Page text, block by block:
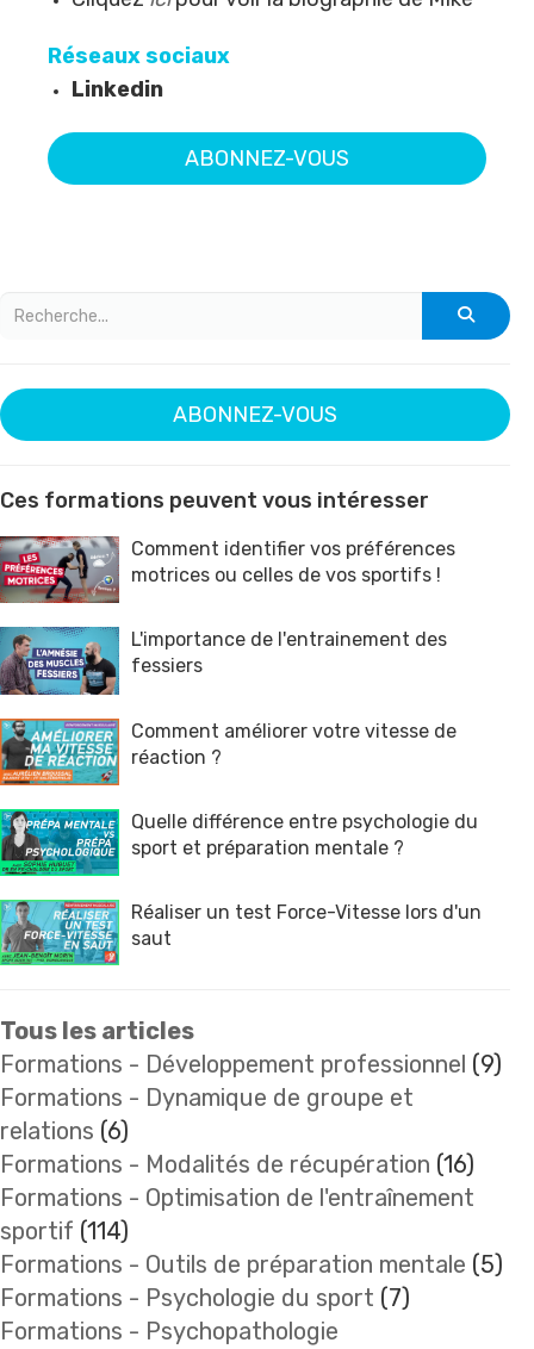
Réseaux sociaux
Linkedin
ABONNEZ-VOUS
ABONNEZ-VOUS
Ces formations peuvent vous intéresser
Comment identifier vos préférences
motrices ou celles de vos sportifs !
L'importance de l'entrainement des
fessiers
Comment améliorer votre vitesse de
réaction ?
Quelle différence entre psychologie du
sport et préparation mentale ?
Réaliser un test Force-Vitesse lors d'un
saut
Tous les articles
Formations - Développement professionnel (9)
Formations - Dynamique de groupe et
relations (6)
Formations - Modalités de récupération (16)
Formations - Optimisation de l'entraînement
sportif (114)
Formations - Outils de préparation mentale (5)
Formations - Psychologie du sport (7)
Formations - Psychopathologie